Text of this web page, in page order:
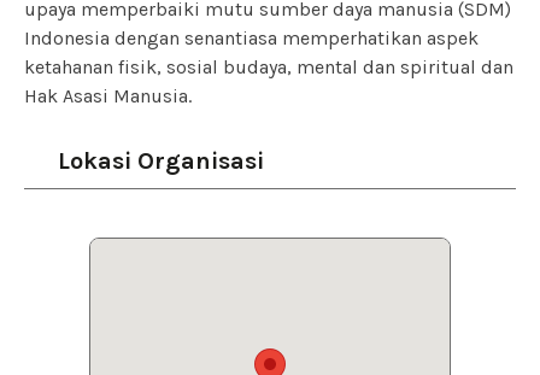
upaya memperbaiki mutu sumber daya manusia (SDM)
Indonesia dengan senantiasa memperhatikan aspek
ketahanan fisik, sosial budaya, mental dan spiritual dan
Hak Asasi Manusia.
Lokasi Organisasi